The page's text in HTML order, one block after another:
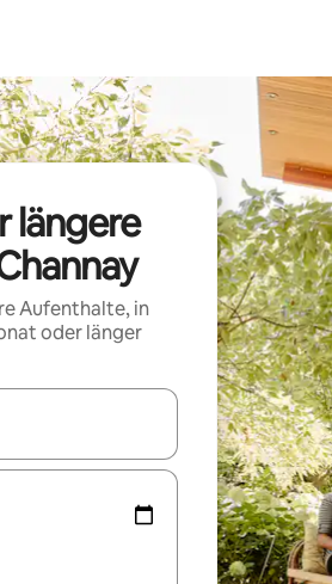
längere
Aufenthalte, in
oder länger
navigiere mit den Pfeiltasten nach